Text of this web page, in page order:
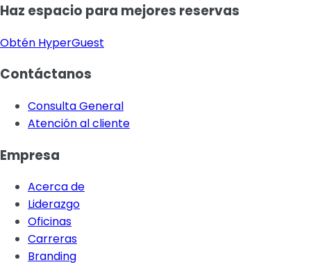
Haz espacio para mejores reservas
Obtén HyperGuest
Contáctanos
Consulta General
Atención al cliente
Empresa
Acerca de
Liderazgo
Oficinas
Carreras
Branding